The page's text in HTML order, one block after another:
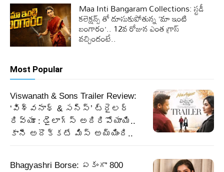
Maa Inti Bangaram Collections: స్టడీ
కలెక్షన్స్ తో దూసుకుపోతున్న ‘మా ఇంటి
బంగారం’.. 12వ రోజున ఎంత గ్రాస్
వచ్చిందంటే..
Most Popular
Viswanath & Sons Trailer Review:
‘విశ్వనాథ్ & సన్స్’ ట్రైలర్
రివ్యూ : డైలాగ్స్ అదిరిపోయాయి..
కానీ అదొక్కటే మిస్ అయ్యింది..
Bhagyashri Borse: ఏకంగా 800